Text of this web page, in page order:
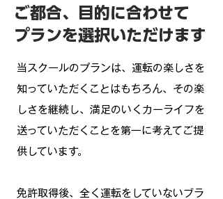
ご都合、目的に合わせて
プランを​選択いただけます
当スクールのプランは、運転の楽しさを
知っていただくことはもちろん、その楽
しさを継続し、満足のいくカーライフを
送っていただくことを第一に考えてご提
供しています。
免許取得後、全く運転をしていないブラ